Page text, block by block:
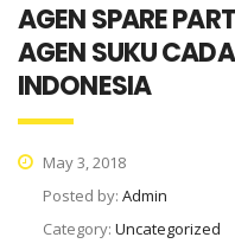
AGEN SPARE
AGEN SUKU
INDONESIA
May 3, 2018
Posted by: Admin
Category: Uncategorized